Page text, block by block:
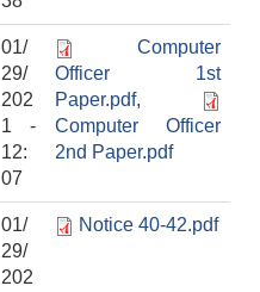
01/
29/
202
1 -
12:
07
Computer
Officer 1st
Paper.pdf,
Computer Officer
2nd Paper.pdf
01/
29/
202
Notice 40-42.pdf